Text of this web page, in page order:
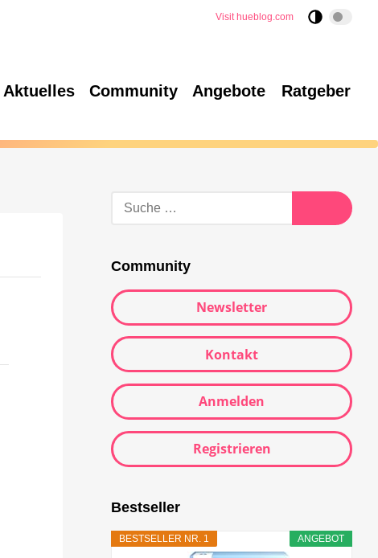
Visit hueblog.com
Aktuelles Community Angebote Ratgeber
Community
Newsletter
Kontakt
Anmelden
Registrieren
Bestseller
ANGEBOT
BESTSELLER NR. 1